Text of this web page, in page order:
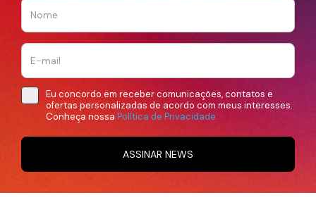
Eu concordo em receber comunicações, contatos e
ofertas personalizadas de acordo com meus interesses.
Conheça nossa Política de Privacidade.
ASSINAR NEWS